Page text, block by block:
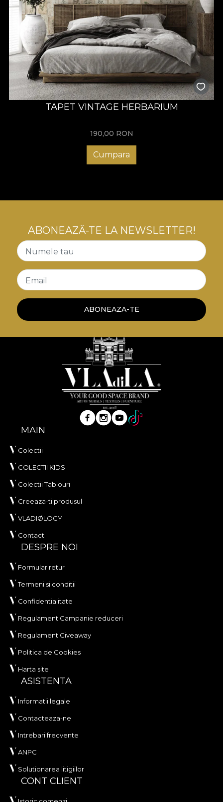
TAPET VINTAGE HERBARIUM
190,00 RON
Cumpara
ABONEAZĂ-TE LA NEWSLETTER!
Numele tau
Email
ABONEAZA-TE
MAIN
Colectii
COLECTII KIDS
Colectii Tablouri
Creeaza-ti produsul
VLADIØLOGY
Contact
DESPRE NOI
Formular retur
Termeni si conditii
Confidentialitate
Regulament Campanie reduceri
Regulament Giveaway
Politica de Cookies
Harta site
ASISTENTA
Informatii legale
Contacteaza-ne
Intrebari frecvente
ANPC
Solutionarea litigiilor
CONT CLIENT